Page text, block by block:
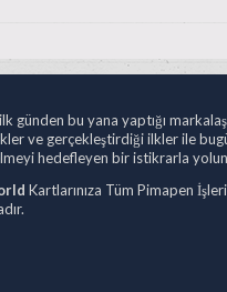
günden bu yana yaptığı
ve gerçekleştirdiği ilkler ile
hedefleyen bir istikrarla
Kartlarınıza Tüm Pimapen